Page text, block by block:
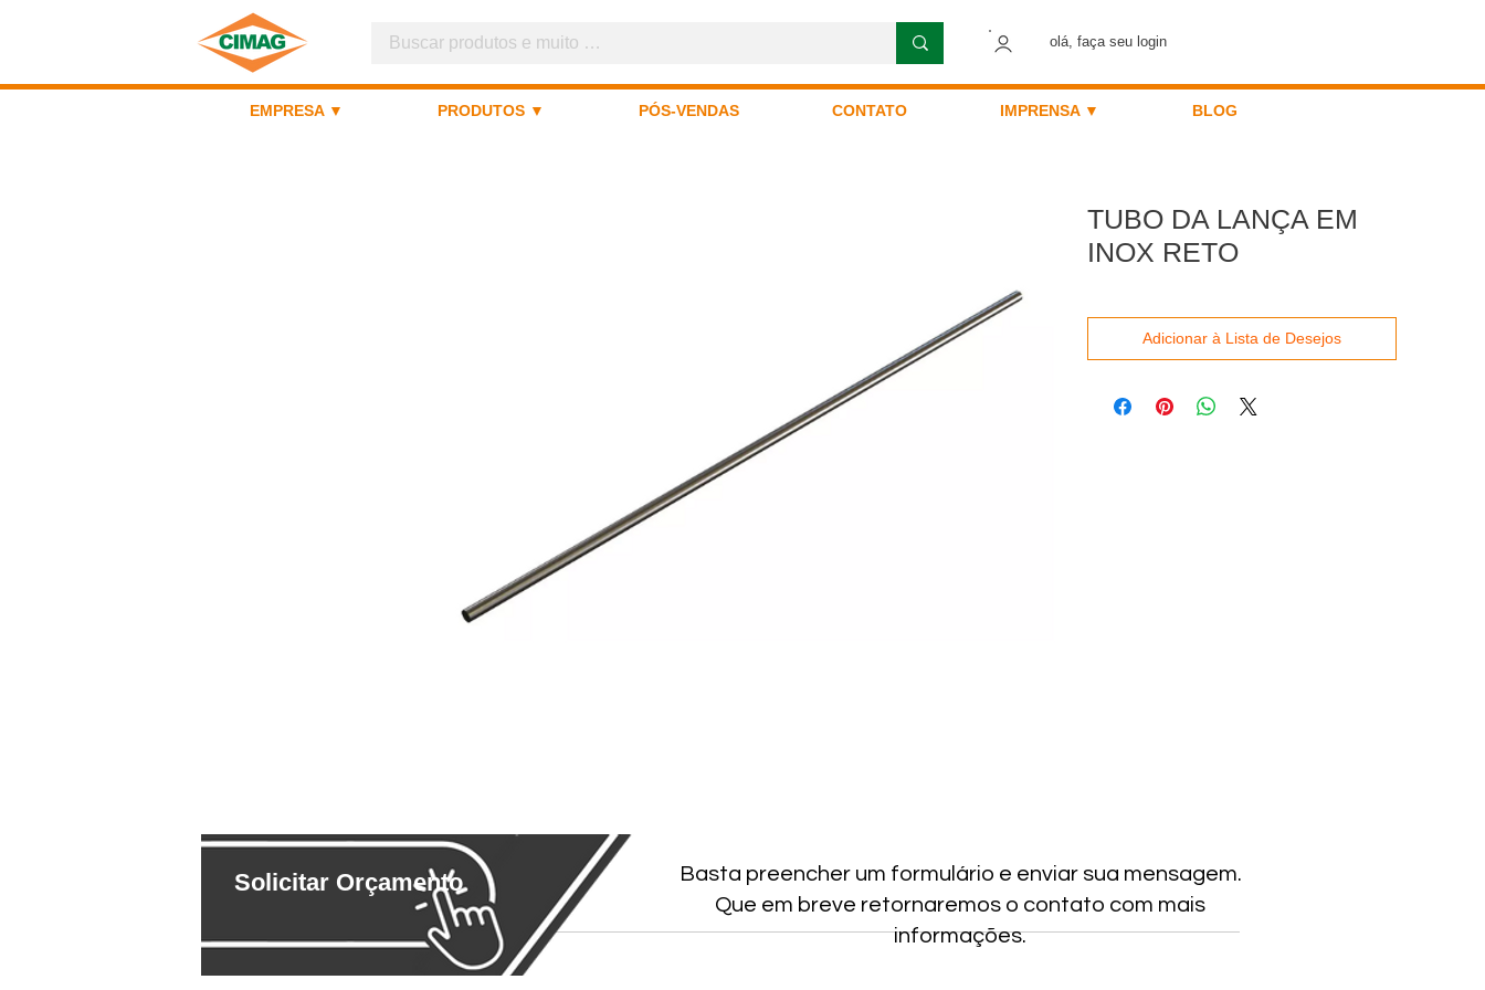
olá, faça seu login
EMPRESA ▼ PRODUTOS ▼ PÓS-VENDAS CONTATO IMPRENSA ▼ BLOG
TUBO DA LANÇA EM
INOX RETO
Adicionar à Lista de Desejos
Solicitar Orçamento
Basta preencher um formulário e enviar sua mensagem.
Que em breve retornaremos o contato com mais
informações.